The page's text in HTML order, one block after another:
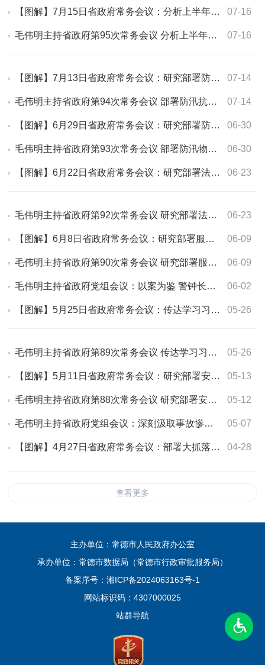
07-16
【图解】7月15日省政府常务会议：分析上半年全省经济形势，部署下半年工…
07-16
毛伟明主持省政府第95次常务会议 分析上半年全省经济形势 部署下半年工作等
07-14
【图解】7月13日省政府常务会议：研究部署防汛抗旱和安全生产、重点企业…
07-14
毛伟明主持省政府第94次常务会议 部署防汛抗旱和安全生产、重点企业培育…
06-30
【图解】6月29日省政府常务会议：研究部署防汛物资储备管理、危化品网售…
06-30
毛伟明主持省政府第93次常务会议 部署防汛物资储备管理、危化品网售监管…
06-23
【图解】6月22日省政府常务会议：研究部署法治政府建设、民营经济发展、…
06-23
毛伟明主持省政府第92次常务会议 研究部署法治政府建设、民营经济发展、…
06-09
【图解】6月8日省政府常务会议：研究部署服务业扩能提质、常态化帮扶、城…
06-09
毛伟明主持省政府第90次常务会议 研究部署服务业扩能提质、常态化帮扶、…
06-02
毛伟明主持省政府党组会议：以案为鉴 警钟长鸣 全力筑牢安全生产屏障
05-26
【图解】5月25日省政府常务会议：传达学习习近平总书记重要指示精神 部署…
05-26
毛伟明主持省政府第89次常务会议 传达学习习近平总书记重要指示精神 部署…
05-13
【图解】5月11日省政府常务会议：研究部署安全生产、防汛抗旱、常态化帮…
05-12
毛伟明主持省政府第88次常务会议 研究部署安全生产、防汛抗旱、常态化帮…
05-07
毛伟明主持省政府党组会议：深刻汲取事故惨痛教训 举一反三全面排查整改
04-28
【图解】4月27日省政府常务会议：部署大抓落实督查激励、省长质量奖管理…
查看更多
主办单位：常德市人民政府办公室
承办单位：常德市数据局（常德市行政审批服务局）
备案序号： 湘ICP备2024063163号-1
网站标识码：4307000025
站群导航